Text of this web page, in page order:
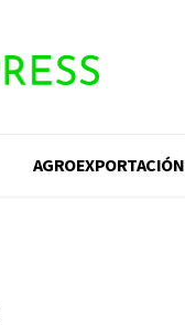
AGROEXPORTACIÓN